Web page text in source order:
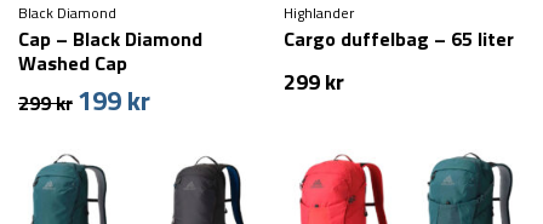
Black Diamond
Cap – Black Diamond
Washed Cap
299kr Den
pris
var:
299 kr.
199krDen
er:
199 kr.
Highlander
Cargo duffelbag – 65 liter
299kr